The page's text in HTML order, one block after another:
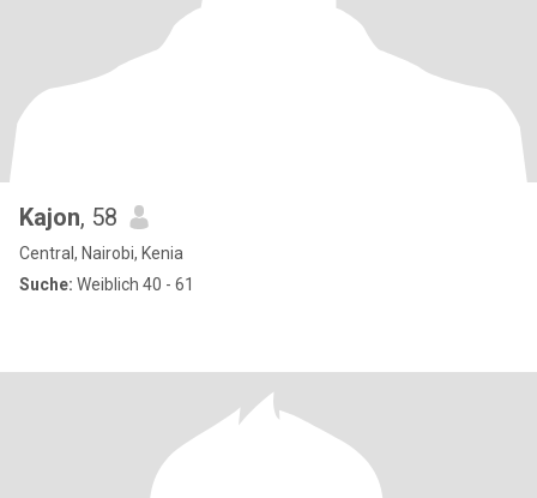
Kajon, 58
Central, Nairobi, Kenia
Suche: Weiblich 40 - 61